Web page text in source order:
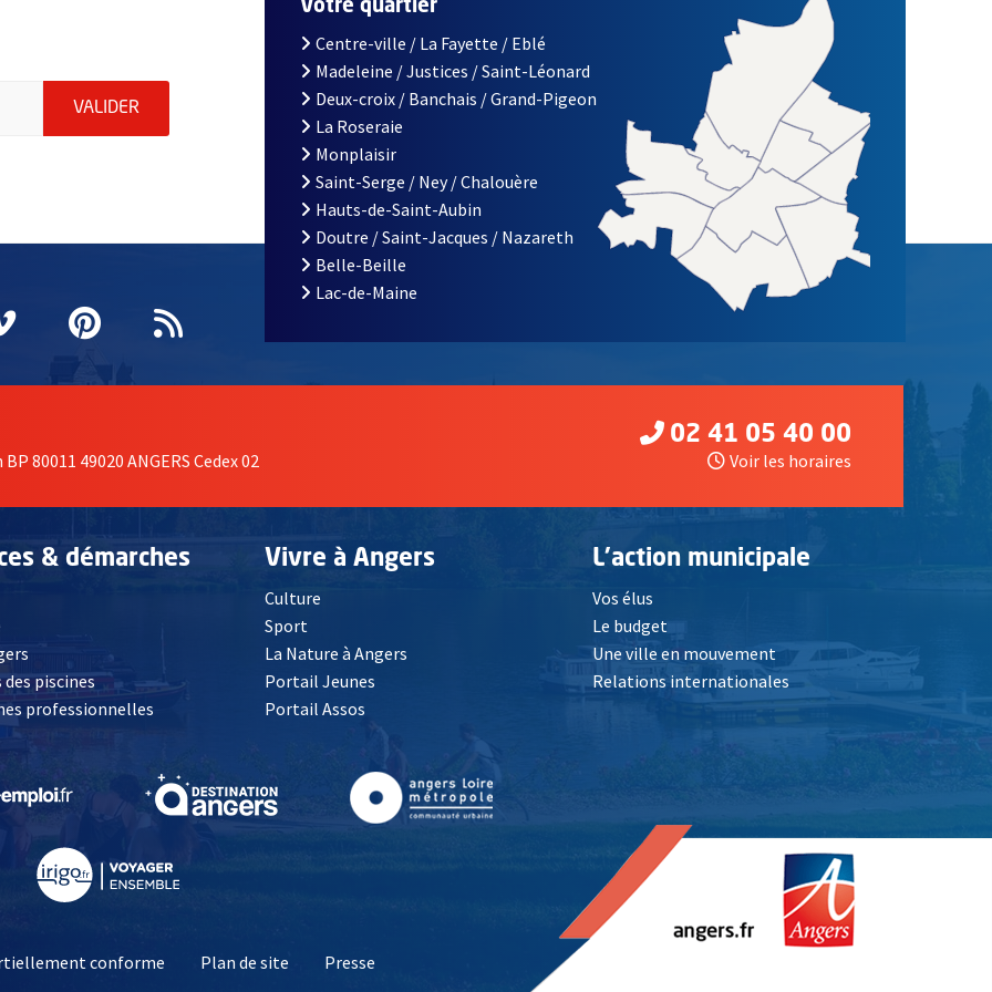
indiquez votre email (champ obligatoire)
VALIDER ENVOYER MA DEMANDE D'INSCRIPTION À LA LETTRE D'INFORMATION DE LA VILLE D'ANGERS
fenêtrefenêtre
une nouvelle fenêtre
Vimeo
, Ouvre une nouvelle fenêtre
Pinterest
, Ouvre une nouvelle fenêtre
Flux RSS
Votre quartier
Centre-ville / La Fayette / Eblé
Madeleine / Justices / Saint-Léonard
Deux-croix / Banchais / Grand-Pigeon
La Roseraie
Monplaisir
Saint-Serge / Ney / Chalouère
Hauts-de-Saint-Aubin
Doutre / Saint-Jacques / Nazareth
Belle-Beille
Lac-de-Maine
80011 49020 ANGERS Cedex 02
02 41 05 40 00
Voir les horaires
& démarches
, Ouvre une nouvelle fenêtre
piscines
professionnelles
Vivre à Angers
Culture
Sport
La Nature à Angers
Portail Jeunes
Portail Assos
L'action municipale
Vos élus
Le budget
Une ville en mouvement
Relations internationales
fenêtre , Ouvre une nouvelle fenêtre , Ouvre une nouvelle fenêtre, Ouvre une nouvelle fenêtre
conforme Plan de site Presse , Ouvre une nouvelle fenêtre